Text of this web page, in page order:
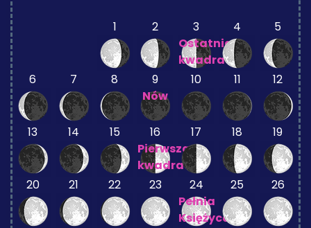
1 2
3
Ostatnia
kwadra
4 5
6 7 8
9
Nów
10 11 12
13 14 15
16
Pierwsza
kwadra
17 18 19
20 21 22 23
24
Pełnia
Księżyca
25 26